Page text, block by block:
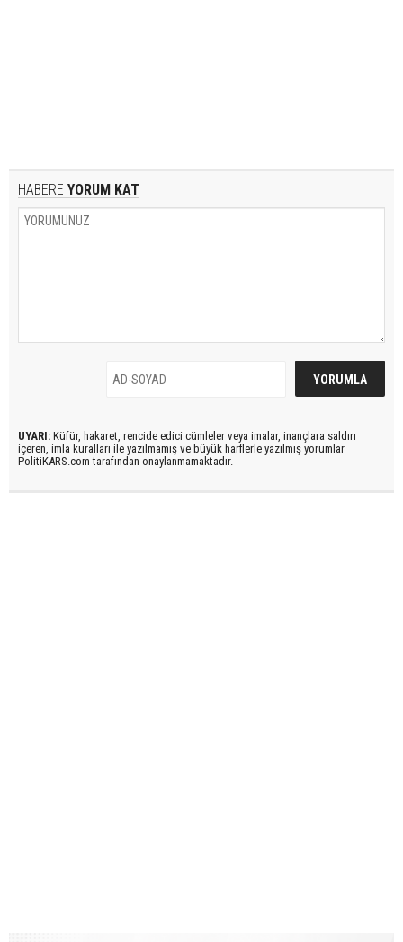
HABERE YORUM KAT
UYARI: Küfür, hakaret, rencide edici cümleler veya imalar, inançlara saldırı
içeren, imla kuralları ile yazılmamış ve büyük harflerle yazılmış yorumlar
PolitiKARS.com tarafından onaylanmamaktadır.